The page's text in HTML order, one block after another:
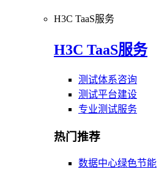
H3C TaaS服务
H3C TaaS服务
测试体系咨询
测试平台建设
专业测试服务
热门推荐
数据中心绿色节能